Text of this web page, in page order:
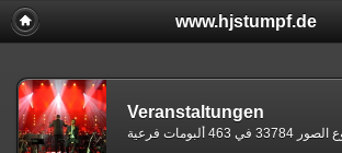
www.hjstumpf.de
Veranstaltungen
في 463 ألبومات فرعية